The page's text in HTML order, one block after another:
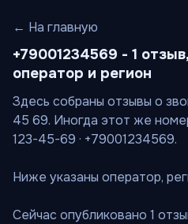
← На главную
+79001234569 - 1
оператор и регион
Здесь собраны отзывы о
45 69. Иногда этот же
123-45-69 · +79001234569.
Ниже указаны оператор,
Сейчас опубликовано 1